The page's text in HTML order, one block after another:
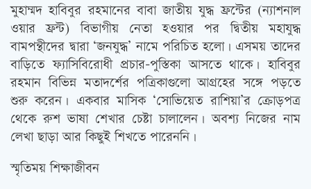
মুহাম্মদ হাবিবুর রহমানের বাবা জাতীয় যুদ্ধ ফ্রন্টের (ন্যাশনাল
ওয়ার ফ্রন্ট) বিভাগীয় নেতা হওয়ার পর দ্বিতীয় মহাযুদ্ধ
বামপন্থীদের দ্বারা ‘জনযুদ্ধ’ নামে পরিচিত হলো। এসময় তাদের
বাড়িতে ফ্যাসিবিরোধী প্রচার-পুস্তিকা আসতে থাকে। হাবিবুর
রহমান বিভিন্ন মতাদর্শের পত্রিকাগুলো আগ্রহের সঙ্গে পড়তে
শুরু করেন। একবার মাসিক ‘সোভিয়েত রাশিয়া’র ক্রোড়পত্র
থেকে রুশ ভাষা শেখার চেষ্টা চালালেন। অবশ্য নিজের নাম
লেখা ছাড়া আর কিছুই শিখতে পারেননি।
স্মৃতিময় শিক্ষাজীবন